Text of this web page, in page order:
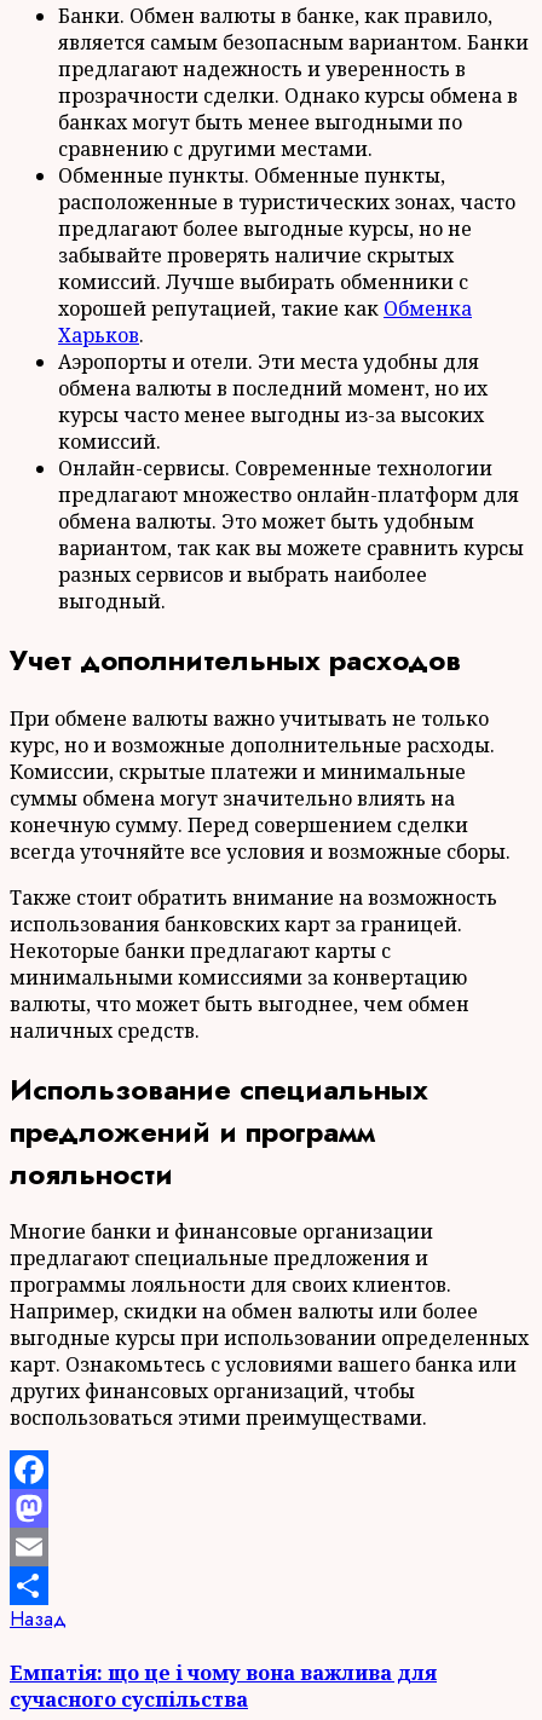
Банки. Обмен валюты в банке, как правило,
является самым безопасным вариантом. Банки
предлагают надежность и уверенность в
прозрачности сделки. Однако курсы обмена в
банках могут быть менее выгодными по
сравнению с другими местами.
Обменные пункты. Обменные пункты,
расположенные в туристических зонах, часто
предлагают более выгодные курсы, но не
забывайте проверять наличие скрытых
комиссий. Лучше выбирать обменники с
хорошей репутацией, такие как Обменка
Харьков.
Аэропорты и отели. Эти места удобны для
обмена валюты в последний момент, но их
курсы часто менее выгодны из-за высоких
комиссий.
Онлайн-сервисы. Современные технологии
предлагают множество онлайн-платформ для
обмена валюты. Это может быть удобным
вариантом, так как вы можете сравнить курсы
разных сервисов и выбрать наиболее
выгодный.
Учет дополнительных расходов
При обмене валюты важно учитывать не только
курс, но и возможные дополнительные расходы.
Комиссии, скрытые платежи и минимальные
суммы обмена могут значительно влиять на
конечную сумму. Перед совершением сделки
всегда уточняйте все условия и возможные сборы.
Также стоит обратить внимание на возможность
использования банковских карт за границей.
Некоторые банки предлагают карты с
минимальными комиссиями за конвертацию
валюты, что может быть выгоднее, чем обмен
наличных средств.
Использование специальных
предложений и программ
лояльности
Многие банки и финансовые организации
предлагают специальные предложения и
программы лояльности для своих клиентов.
Например, скидки на обмен валюты или более
выгодные курсы при использовании определенных
карт. Ознакомьтесь с условиями вашего банка или
других финансовых организаций, чтобы
воспользоваться этими преимуществами.
Facebook
Mastodon
Email
Отправить
Продолжить
чтение
Назад
Емпатія: що це і чому вона важлива для
сучасного суспільства